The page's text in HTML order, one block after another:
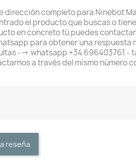
dirección completo para Ninebot
el producto que buscas o
en concreto tú puedes
para obtener una respuesta
--> whatsapp +34 696403761 -
a través del mismo número
reseña